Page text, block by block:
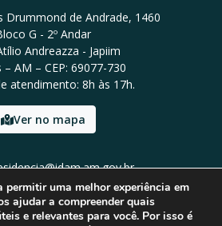
Drummond de Andrade, 1460
G - 2º Andar
Andreazza - Japiim
– AM – CEP: 69077-730
atendimento: 8h às 17h.
Ver no mapa
(92) 98452-9911
uma melhor experiência em
ajudar a compreender quais
e relevantes para você. Por isso é